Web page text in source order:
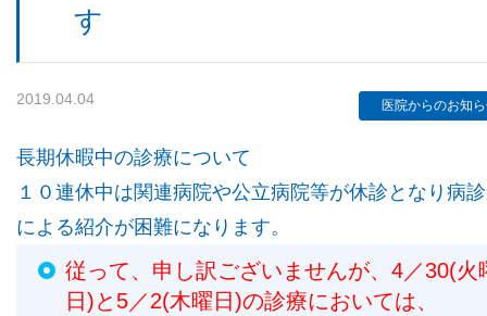
診療内容
す
2019.04.04 医院からのお知
長期休暇中の診療について
１０連休中は関連病院や公立病院等が休診となり病
による紹介が困難になります。
従って、申し訳ございませんが、4／30(火
日)と5／2(木曜日)の診療においては、